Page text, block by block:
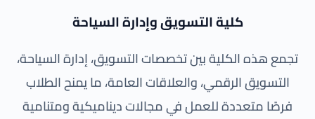
كلية التسويق وإدارة السياحة
تجمع هذه الكلية بين تخصصات التسويق، إدارة السياحة،
التسويق الرقمي، والعلاقات العامة، ما يمنح الطلاب
فرصًا متعددة للعمل في مجالات ديناميكية ومتنامية